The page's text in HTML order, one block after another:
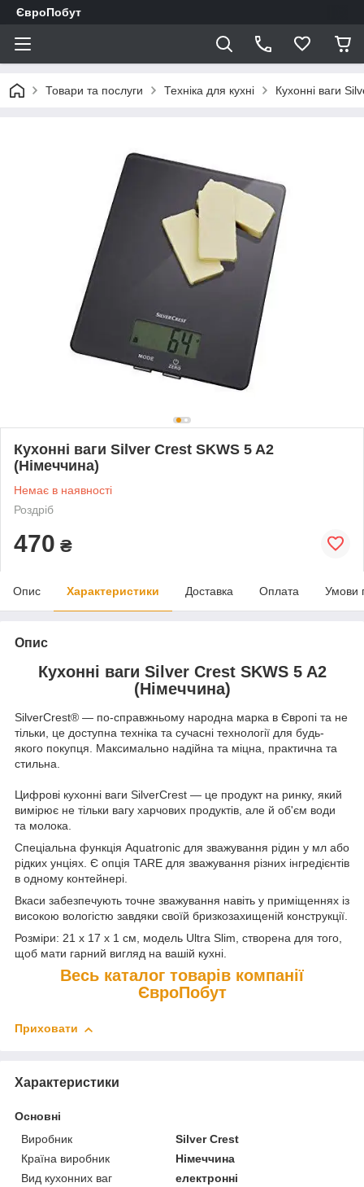
ЄвроПобут
Товари та послуги Техніка для кухні Кухонні ваги
Кухонні ваги Silver Crest SKWS 5 A2
(Німеччина)
Немає в наявності
Роздріб
470 ₴
Опис Характеристики Доставка Оплата Умови
Опис
Кухонні ваги Silver Crest SKWS 5 A2
(Німеччина)
SilverCrest® — по-справжньому народна марка в Європі та не
тільки, це доступна техніка та сучасні технології для будь-
якого покупця. Максимально надійна та міцна, практична та
стильна.
Цифрові кухонні ваги SilverCrest — це продукт на ринку, який
вимірює не тільки вагу харчових продуктів, але й об'єм води
та молока.
Спеціальна функція Aquatronic для зважування рідин у мл або
рідких унціях. Є опція TARE для зважування різних інгредієнтів
в одному контейнері.
Вкаси забезпечують точне зважування навіть у приміщеннях із
високою вологістю завдяки своїй бризкозахищеній конструкції.
Розміри: 21 x 17 x 1 см, модель Ultra Slim, створена для того,
щоб мати гарний вигляд на вашій кухні.
Весь каталог товарів компанії
ЄвроПобут
Приховати
Характеристики
Основні
Виробник
Silver Crest
Країна виробник
Німеччина
Вид кухонних ваг
електронні